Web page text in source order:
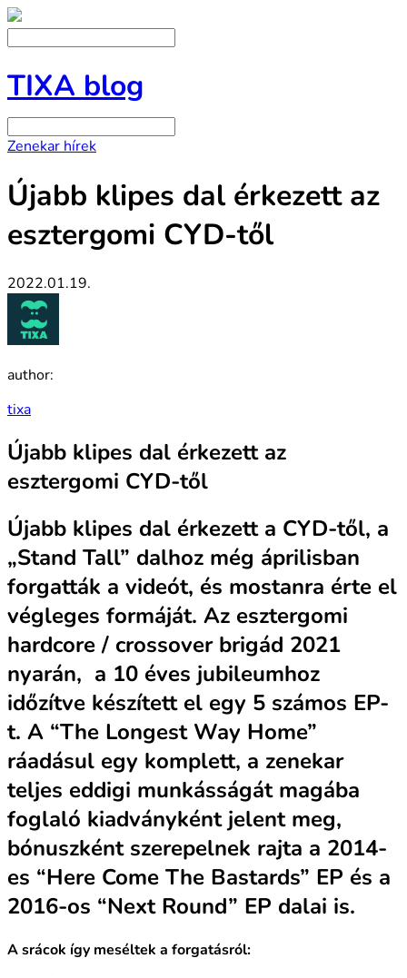
TIXA blog
Zenekar hírek
Újabb klipes dal érkezett az
esztergomi CYD-től
2022.01.19.
author:
tixa
Újabb klipes dal érkezett az
esztergomi CYD-től
Újabb klipes dal érkezett a CYD-től, a
„Stand Tall” dalhoz még áprilisban
forgatták a videót, és mostanra érte el
végleges formáját. Az esztergomi
hardcore / crossover brigád 2021
nyarán, a 10 éves jubileumhoz
időzítve készített el egy 5 számos EP-
t. A “The Longest Way Home”
ráadásul egy komplett, a zenekar
teljes eddigi munkásságát magába
foglaló kiadványként jelent meg,
bónuszként szerepelnek rajta a 2014-
es “Here Come The Bastards” EP és a
2016-os “Next Round” EP dalai is.
A srácok így meséltek a forgatásról: